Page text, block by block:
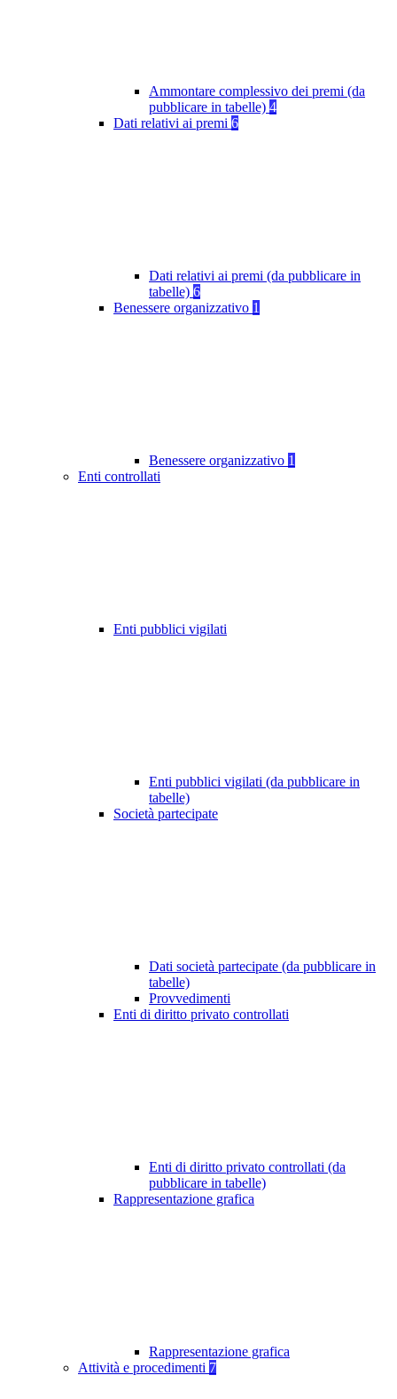
Ammontare complessivo dei premi (da
pubblicare in tabelle) 4
Dati relativi ai premi 6
Dati relativi ai premi (da pubblicare in
tabelle) 6
Benessere organizzativo 1
Benessere organizzativo 1
Enti controllati
Enti pubblici vigilati
Enti pubblici vigilati (da pubblicare in
tabelle)
Società partecipate
Dati società partecipate (da pubblicare in
tabelle)
Provvedimenti
Enti di diritto privato controllati
Enti di diritto privato controllati (da
pubblicare in tabelle)
Rappresentazione grafica
Rappresentazione grafica
Attività e procedimenti 7